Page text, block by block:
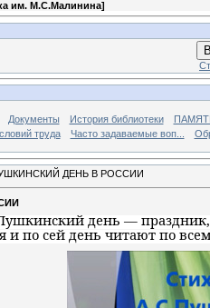
им. М.С.Малинина]
Документы История библиотеки
труда Часто задаваемые воп...
ДЕНЬ В РОССИИ
день —
и по сей день читают по